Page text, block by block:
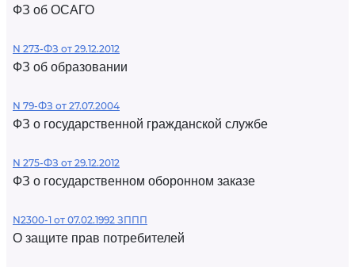
ФЗ об ОСАГО
N 273-ФЗ от 29.12.2012
ФЗ об образовании
N 79-ФЗ от 27.07.2004
ФЗ о государственной гражданской службе
N 275-ФЗ от 29.12.2012
ФЗ о государственном оборонном заказе
N2300-1 от 07.02.1992 ЗППП
О защите прав потребителей